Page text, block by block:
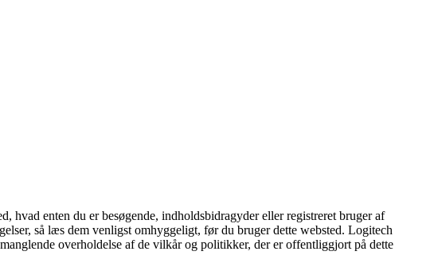
enten du er besøgende, indholdsbidragyder eller registreret bruger af
så læs dem venligst omhyggeligt, før du bruger dette websted. Logitech
overholdelse af de vilkår og politikker, der er offentliggjort på dette